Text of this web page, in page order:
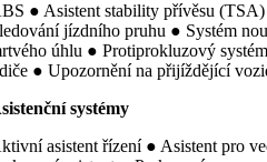
● Asistent stability přívěsu
jízdního pruhu ● Systém
úhlu ● Protiprokluzový
● Upozornění na přijíždějící
systémy
asistent řízení ● Asistent pro